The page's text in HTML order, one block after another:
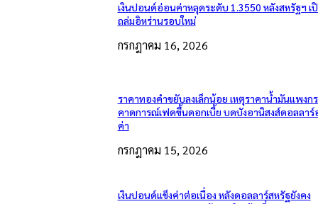
เงินปอนด์อ่อนค่าหลุดระดับ 1.3550 หลังสหรัฐฯ เ
ถล่มอิหร่านรอบใหม่
กรกฎาคม 16, 2026
ราคาทองคำขยับลงเล็กน้อย เหตุราคาน้ำมันแพงก
คาดการณ์เฟดขึ้นดอกเบี้ย บดบังอานิสงส์ดอลลา
ค่า
กรกฎาคม 15, 2026
เงินปอนด์แข็งค่าต่อเนื่อง หลังดอลลาร์สหรัฐยังคง